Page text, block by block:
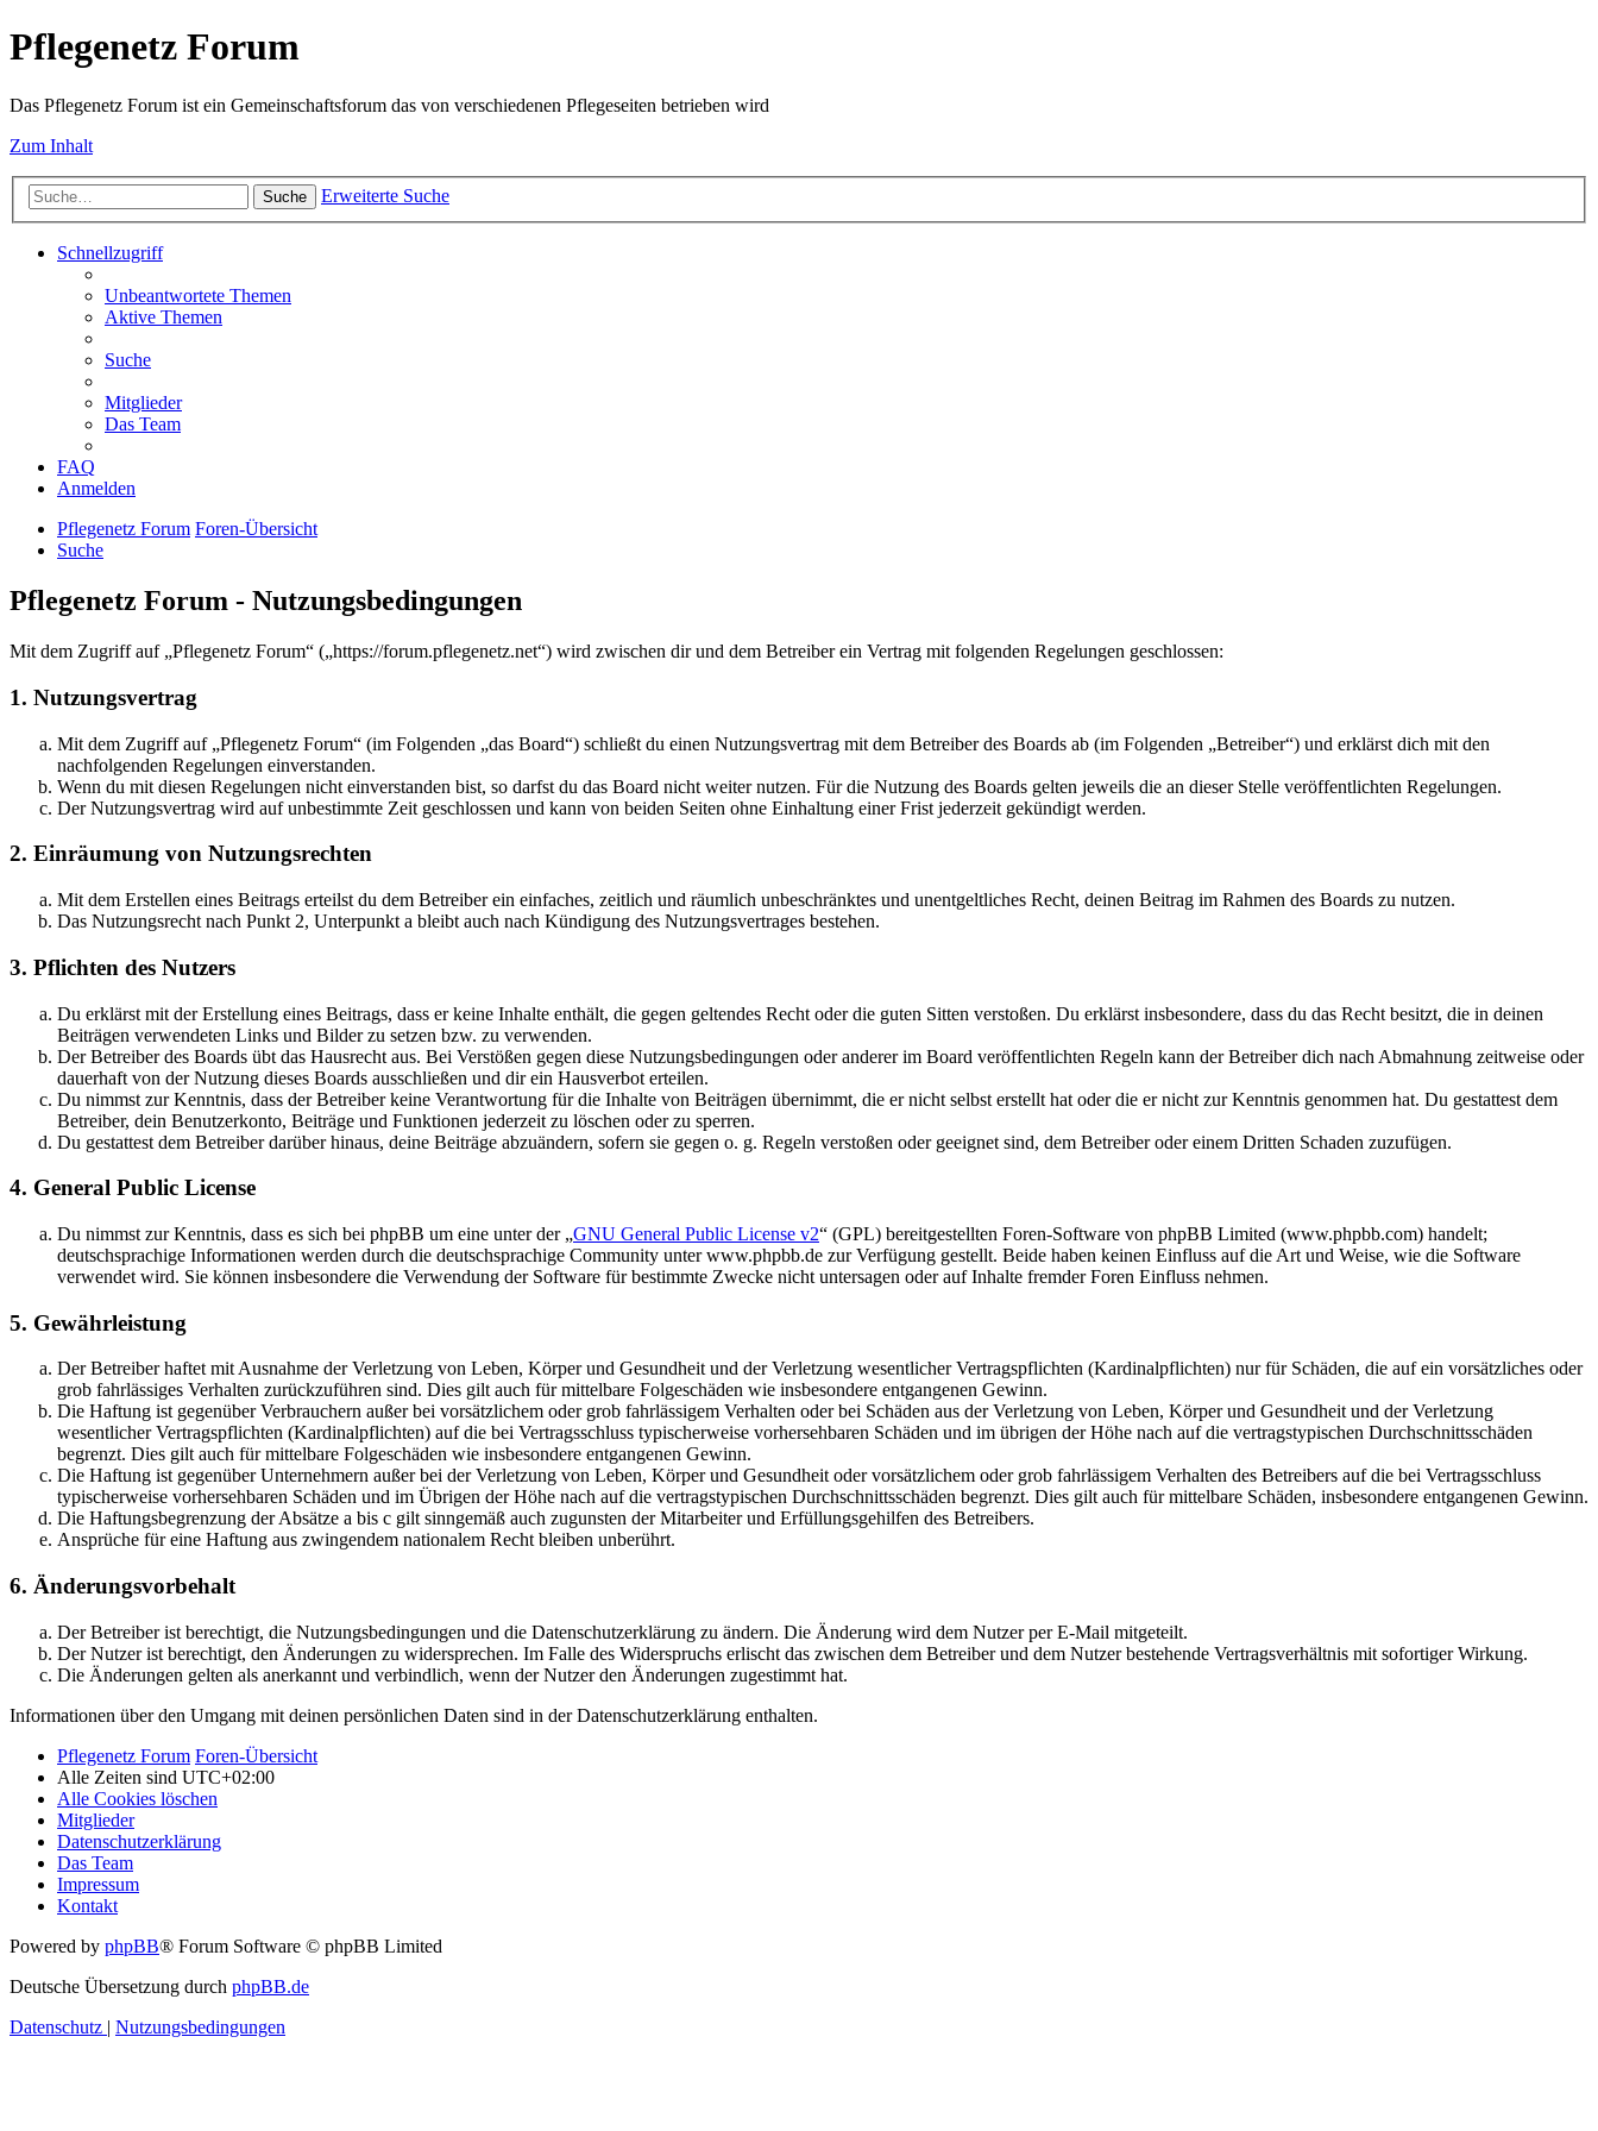
Pflegenetz Forum
Das Pflegenetz Forum ist ein Gemeinschaftsforum das von verschiedenen Pflegeseiten betrieben wird
Zum Inhalt
Suche Erweiterte Suche
Schnellzugriff
Unbeantwortete Themen
Aktive Themen
Suche
Mitglieder
Das Team
FAQ
Anmelden
Pflegenetz Forum Foren-Übersicht
Suche
Pflegenetz Forum - Nutzungsbedingungen
Mit dem Zugriff auf „Pflegenetz Forum“ („https://forum.pflegenetz.net“) wird zwischen dir und dem Betreiber ein Vertrag mit folgenden Regelungen geschlossen:
1. Nutzungsvertrag
Mit dem Zugriff auf „Pflegenetz Forum“ (im Folgenden „das Board“) schließt du einen Nutzungsvertrag mit dem Betreiber des Boards ab (im Folgenden „Betreiber“) und erklärst dich mit den
nachfolgenden Regelungen einverstanden.
Wenn du mit diesen Regelungen nicht einverstanden bist, so darfst du das Board nicht weiter nutzen. Für die Nutzung des Boards gelten jeweils die an dieser Stelle veröffentlichten Regelungen.
Der Nutzungsvertrag wird auf unbestimmte Zeit geschlossen und kann von beiden Seiten ohne Einhaltung einer Frist jederzeit gekündigt werden.
2. Einräumung von Nutzungsrechten
Mit dem Erstellen eines Beitrags erteilst du dem Betreiber ein einfaches, zeitlich und räumlich unbeschränktes und unentgeltliches Recht, deinen Beitrag im Rahmen des Boards zu nutzen.
Das Nutzungsrecht nach Punkt 2, Unterpunkt a bleibt auch nach Kündigung des Nutzungsvertrages bestehen.
3. Pflichten des Nutzers
Du erklärst mit der Erstellung eines Beitrags, dass er keine Inhalte enthält, die gegen geltendes Recht oder die guten Sitten verstoßen. Du erklärst insbesondere, dass du das Recht besitzt, die in deinen
Beiträgen verwendeten Links und Bilder zu setzen bzw. zu verwenden.
Der Betreiber des Boards übt das Hausrecht aus. Bei Verstößen gegen diese Nutzungsbedingungen oder anderer im Board veröffentlichten Regeln kann der Betreiber dich nach Abmahnung zeitweise oder
dauerhaft von der Nutzung dieses Boards ausschließen und dir ein Hausverbot erteilen.
Du nimmst zur Kenntnis, dass der Betreiber keine Verantwortung für die Inhalte von Beiträgen übernimmt, die er nicht selbst erstellt hat oder die er nicht zur Kenntnis genommen hat. Du gestattest dem
Betreiber, dein Benutzerkonto, Beiträge und Funktionen jederzeit zu löschen oder zu sperren.
Du gestattest dem Betreiber darüber hinaus, deine Beiträge abzuändern, sofern sie gegen o. g. Regeln verstoßen oder geeignet sind, dem Betreiber oder einem Dritten Schaden zuzufügen.
4. General Public License
Du nimmst zur Kenntnis, dass es sich bei phpBB um eine unter der „GNU General Public License v2“ (GPL) bereitgestellten Foren-Software von phpBB Limited (www.phpbb.com) handelt;
deutschsprachige Informationen werden durch die deutschsprachige Community unter www.phpbb.de zur Verfügung gestellt. Beide haben keinen Einfluss auf die Art und Weise, wie die Software
verwendet wird. Sie können insbesondere die Verwendung der Software für bestimmte Zwecke nicht untersagen oder auf Inhalte fremder Foren Einfluss nehmen.
5. Gewährleistung
Der Betreiber haftet mit Ausnahme der Verletzung von Leben, Körper und Gesundheit und der Verletzung wesentlicher Vertragspflichten (Kardinalpflichten) nur für Schäden, die auf ein vorsätzliches oder
grob fahrlässiges Verhalten zurückzuführen sind. Dies gilt auch für mittelbare Folgeschäden wie insbesondere entgangenen Gewinn.
Die Haftung ist gegenüber Verbrauchern außer bei vorsätzlichem oder grob fahrlässigem Verhalten oder bei Schäden aus der Verletzung von Leben, Körper und Gesundheit und der Verletzung
wesentlicher Vertragspflichten (Kardinalpflichten) auf die bei Vertragsschluss typischerweise vorhersehbaren Schäden und im übrigen der Höhe nach auf die vertragstypischen Durchschnittsschäden
begrenzt. Dies gilt auch für mittelbare Folgeschäden wie insbesondere entgangenen Gewinn.
Die Haftung ist gegenüber Unternehmern außer bei der Verletzung von Leben, Körper und Gesundheit oder vorsätzlichem oder grob fahrlässigem Verhalten des Betreibers auf die bei Vertragsschluss
typischerweise vorhersehbaren Schäden und im Übrigen der Höhe nach auf die vertragstypischen Durchschnittsschäden begrenzt. Dies gilt auch für mittelbare Schäden, insbesondere entgangenen Gewinn.
Die Haftungsbegrenzung der Absätze a bis c gilt sinngemäß auch zugunsten der Mitarbeiter und Erfüllungsgehilfen des Betreibers.
Ansprüche für eine Haftung aus zwingendem nationalem Recht bleiben unberührt.
6. Änderungsvorbehalt
Der Betreiber ist berechtigt, die Nutzungsbedingungen und die Datenschutzerklärung zu ändern. Die Änderung wird dem Nutzer per E-Mail mitgeteilt.
Der Nutzer ist berechtigt, den Änderungen zu widersprechen. Im Falle des Widerspruchs erlischt das zwischen dem Betreiber und dem Nutzer bestehende Vertragsverhältnis mit sofortiger Wirkung.
Die Änderungen gelten als anerkannt und verbindlich, wenn der Nutzer den Änderungen zugestimmt hat.
Informationen über den Umgang mit deinen persönlichen Daten sind in der Datenschutzerklärung enthalten.
Pflegenetz Forum Foren-Übersicht
Alle Zeiten sind UTC+02:00
Alle Cookies löschen
Mitglieder
Datenschutzerklärung
Das Team
Impressum
Kontakt
Powered by phpBB® Forum Software © phpBB Limited
Deutsche Übersetzung durch phpBB.de
Datenschutz | Nutzungsbedingungen